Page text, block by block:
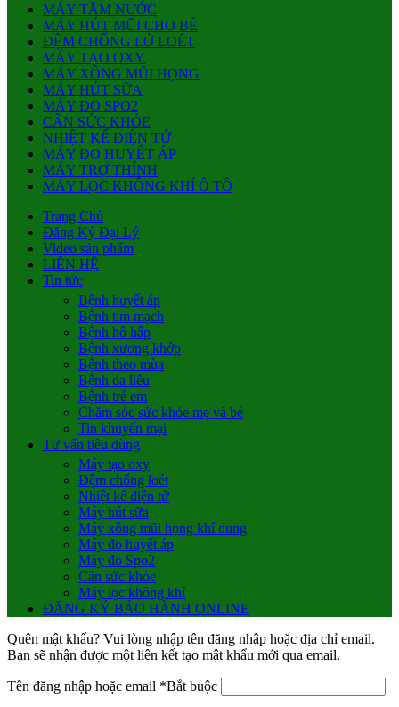
MÁY TĂM NƯỚC
MÁY HÚT MŨI CHO BÉ
ĐỆM CHỐNG LỞ LOÉT
MÁY TẠO OXY
MÁY XÔNG MŨI HỌNG
MÁY HÚT SỮA
MÁY ĐO SPO2
CÂN SỨC KHỎE
NHIỆT KẾ ĐIỆN TỬ
MÁY ĐO HUYẾT ÁP
MÁY TRỢ THÍNH
MÁY LỌC KHÔNG KHÍ Ô TÔ
Trang Chủ
Đăng Ký Đại Lý
Video sản phẩm
LIÊN HỆ
Tin tức
Bệnh huyết áp
Bệnh tim mạch
Bệnh hô hấp
Bệnh xương khớp
Bệnh theo mùa
Bệnh da liễu
Bệnh trẻ em
Chăm sóc sức khỏe mẹ và bé
Tin khuyến mại
Tư vấn tiêu dùng
Máy tạo oxy
Đệm chống loét
Nhiệt kế điện tử
Máy hút sữa
Máy xông mũi họng khí dung
Máy đo huyết áp
Máy đo Spo2
Cân sức khỏe
Máy lọc không khí
ĐĂNG KÝ BẢO HÀNH ONLINE
Quên mật khẩu? Vui lòng nhập tên đăng nhập hoặc địa chỉ email.
Bạn sẽ nhận được một liên kết tạo mật khẩu mới qua email.
Tên đăng nhập hoặc email *Bắt buộc